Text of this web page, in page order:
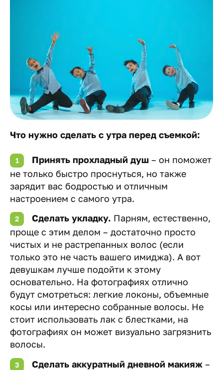
Что нужно сделать с утра перед съемкой:
Принять прохладный душ – он поможет
не только быстро проснуться, но также
зарядит вас бодростью и отличным
настроением с самого утра.
Сделать укладку. Парням, естественно,
проще с этим делом – достаточно просто
чистых и не растрепанных волос (если
только это не часть вашего имиджа). А вот
девушкам лучше подойти к этому
основательно. На фотографиях отлично
будут смотреться: легкие локоны, объемные
косы или интересно собранные волосы. Не
стоит использовать лак с блестками, на
фотографиях он может визуально загрязнить
волосы.
Сделать аккуратный дневной макияж –